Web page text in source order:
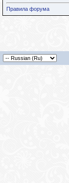
Правила форума